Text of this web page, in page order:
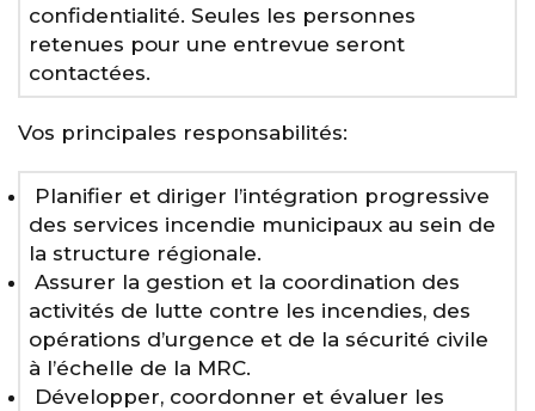
confidentialité. Seules les personnes
retenues pour une entrevue seront
contactées.
Vos principales responsabilités:
Planifier et diriger l’intégration progressive
des services incendie municipaux au sein de
la structure régionale.
Assurer la gestion et la coordination des
activités de lutte contre les incendies, des
opérations d’urgence et de la sécurité civile
à l’échelle de la MRC.
Développer, coordonner et évaluer les